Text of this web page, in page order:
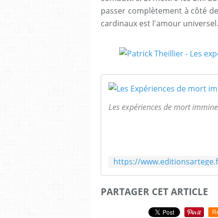
passer complètement à côté
cardinaux est l'amour universel.
Les expériences de mort
PARTAGER CET ARTICLE